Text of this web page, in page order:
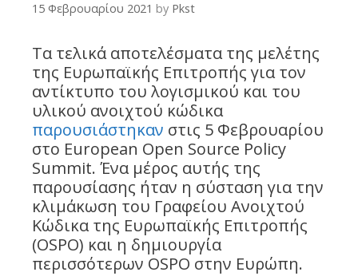
15 Φεβρουαρίου 2021 by Pkst
Τα τελικά αποτελέσματα της μελέτης
της Ευρωπαϊκής Επιτροπής για τον
αντίκτυπο του λογισμικού και του
υλικού ανοιχτού κώδικα
παρουσιάστηκαν στις 5 Φεβρουαρίου
στο European Open Source Policy
Summit. Ένα μέρος αυτής της
παρουσίασης ήταν η σύσταση για την
κλιμάκωση του Γραφείου Ανοιχτού
Κώδικα της Ευρωπαϊκής Επιτροπής
(OSPO) και η δημιουργία
περισσότερων OSPO στην Ευρώπη.